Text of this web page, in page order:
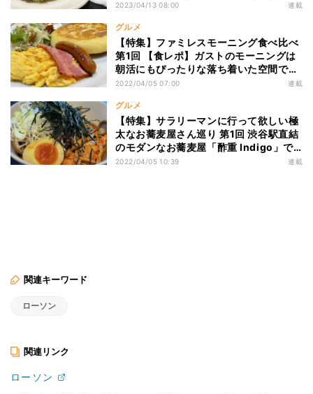
雅なを過ごせるミスドのモーニング
2023/04/13 08:00 連載
グルメ
【特集】ファミレスモーニング食べ比べ
第1回 【食レポ】ガストのモーニングは
朝活にもぴったりな落ち着いた空間でし
た
2022/04/05 07:00 連載
グルメ
【特集】サラリーマンに行って欲しい極
太なお蕎麦屋さん巡り 第1回 渋谷駅直結
のモダンなお蕎麦屋「酢重 Indigo」で
優雅にランチを楽しむ
2022/04/05 10:39 連載
関連キーワード
ローソン
関連リンク
ローソン